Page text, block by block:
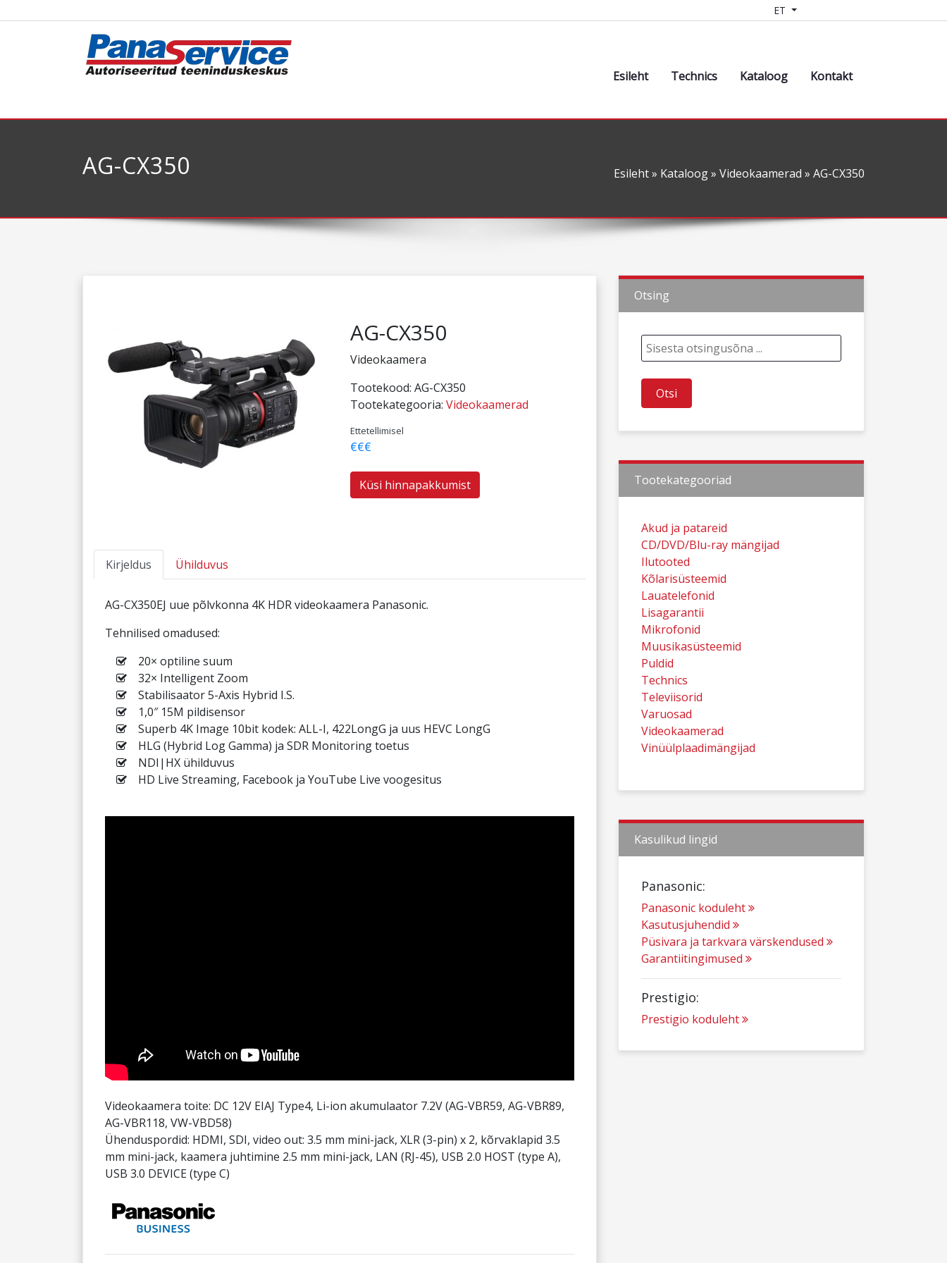
ET
Esileht Technics Kataloog Kontakt
AG-CX350 Esileht» Kataloog» Videokaamerad » AG-CX350
AG-CX350
Videokaamera
Tootekood: AG-CX350
Tootekategooria: Videokaamerad
Ettetellimisel
€€€
Küsi hinnapakkumist
Kirjeldus Ühilduvus
AG-CX350EJ uue põlvkonna 4K HDR videokaamera Panasonic.
Tehnilised omadused:
20× optiline suum
32× Intelligent Zoom
Stabilisaator 5-Axis Hybrid I.S.
1,0″ 15M pildisensor
Superb 4K Image 10bit kodek: ALL-I, 422LongG ja uus HEVC LongG
HLG (Hybrid Log Gamma) ja SDR Monitoring toetus
NDI|HX ühilduvus
HD Live Streaming, Facebook ja YouTube Live voogesitus
Videokaamera toite: DC 12V EIAJ Type4, Li-ion akumulaator 7.2V (AG-VBR59, AG-VBR89,
AG-VBR118, VW-VBD58)
Ühenduspordid: HDMI, SDI, video out: 3.5 mm mini-jack, XLR (3-pin) x 2, kõrvaklapid 3.5
mm mini-jack, kaamera juhtimine 2.5 mm mini-jack, LAN (RJ-45), USB 2.0 HOST (type A),
USB 3.0 DEVICE (type C)
Otsing
Tootekategooriad
Akud ja patareid
CD/DVD/Blu-ray mängijad
Ilutooted
Kõlarisüsteemid
Lauatelefonid
Lisagarantii
Mikrofonid
Muusikasüsteemid
Puldid
Technics
Televiisorid
Varuosad
Videokaamerad
Vinüülplaadimängijad
Kasulikud lingid
Panasonic:
Panasonic koduleht
Kasutusjuhendid
Püsivara ja tarkvara värskendused
Garantiitingimused
Prestigio:
Prestigio koduleht